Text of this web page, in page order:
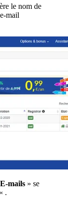
le nom de
mail
mails » se
« .